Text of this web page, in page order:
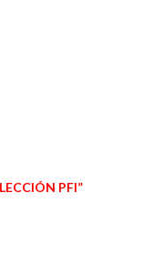
PFI”